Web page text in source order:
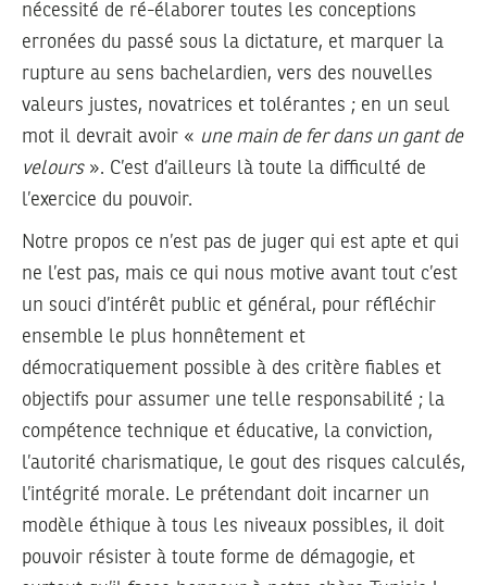
nécessité de ré-élaborer toutes les conceptions
erronées du passé sous la dictature, et marquer la
rupture au sens bachelardien, vers des nouvelles
valeurs justes, novatrices et tolérantes ; en un seul
mot il devrait avoir « une main de fer dans un gant de
velours». C’est d’ailleurs là toute la difficulté de
l’exercice du pouvoir.
Notre propos ce n’est pas de juger qui est apte et qui
ne l’est pas, mais ce qui nous motive avant tout c’est
un souci d’intérêt public et général, pour réfléchir
ensemble le plus honnêtement et
démocratiquement possible à des critère fiables et
objectifs pour assumer une telle responsabilité ; la
compétence technique et éducative, la conviction,
l’autorité charismatique, le gout des risques calculés,
l’intégrité morale. Le prétendant doit incarner un
modèle éthique à tous les niveaux possibles, il doit
pouvoir résister à toute forme de démagogie, et